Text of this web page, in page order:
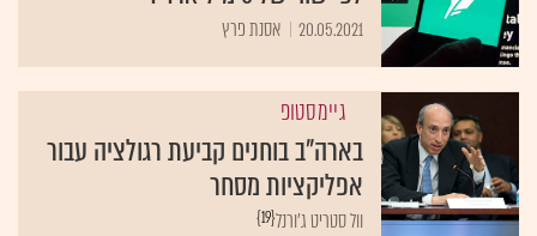
20.05.2021 אסנת פרץ
גיימסטופ
בארה"ב בוחנים קביעת רגולציה עבור
אפליקציות מסחר
{19}וול סטריט ג'ורנל